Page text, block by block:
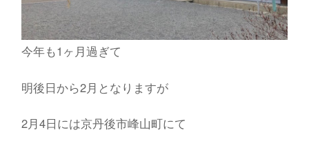
今年も1ヶ月過ぎて
明後日から2月となりますが
2月4日には京丹後市峰山町にて